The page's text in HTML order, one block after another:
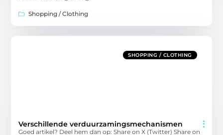
Shopping / Clothing
SHOPPING / CLOTHING
Verschillende verduurzamingsmechanismen
Goed artikel? Deel hem dan op: Share on X (Twitter) Share on